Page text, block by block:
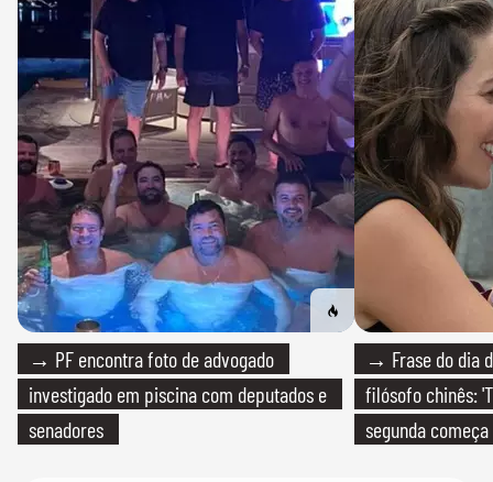
→ PF encontra foto de advogado
investigado em piscina com deputados e
senadores
→ Frase do dia
filósofo chinês:
segunda